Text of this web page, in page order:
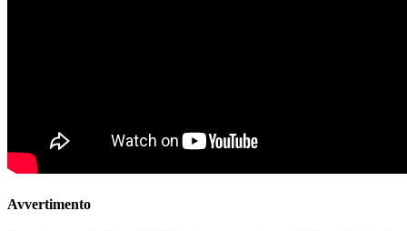
Avvertimento